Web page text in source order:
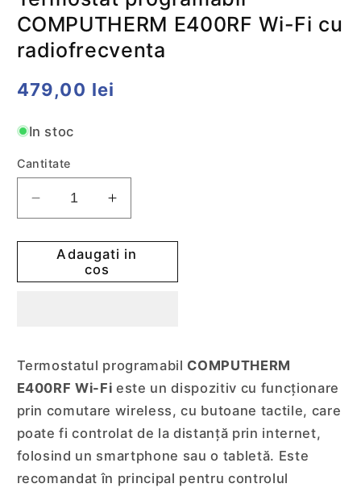
COMPUTHERM E400RF Wi-Fi cu
radiofrecventa
Preț
479,00 lei
In stoc
Cantitate
Reduceti
cantitatea
pentru
Termostat
programabil
cu
radiofrecventa
Cresteti
cantitatea
pentru
Termostat
programabil
cu
radiofrecventa
Adaugati in
cos
Termostatul programabil COMPUTHERM
E400RF Wi-Fi este un dispozitiv cu funcționare
prin comutare wireless, cu butoane tactile, care
poate fi controlat de la distanță prin internet,
folosind un smartphone sau o tabletă. Este
recomandat în principal pentru controlul